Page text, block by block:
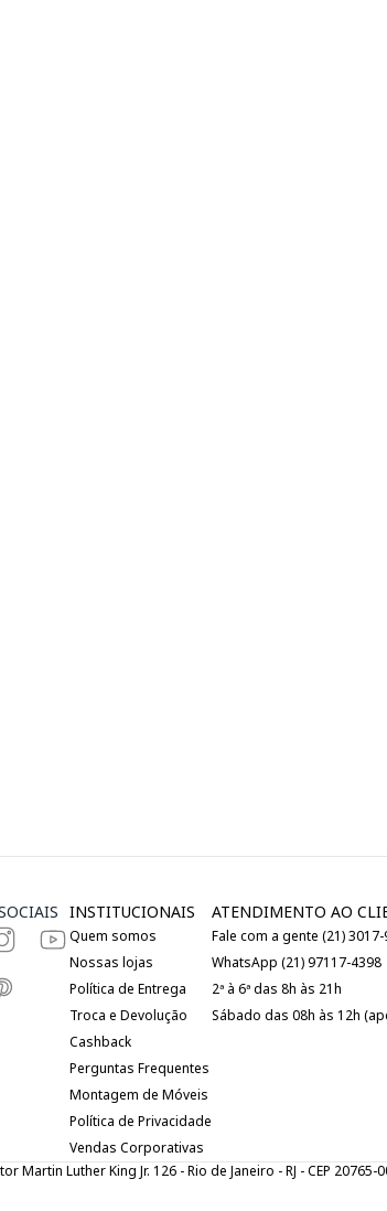
INSTITUCIONAIS
Quem somos
Nossas lojas
Política de Entrega
Troca e Devolução
Cashback
Perguntas Frequentes
Montagem de Móveis
Política de Privacidade
Vendas Corporativas
ATENDIMENTO AO
Fale com a gente (21)
WhatsApp (21) 97117-4398
2ª à 6ª das 8h às 21h
Sábado das 08h às 12h
Martin Luther King Jr. 126 - Rio de Janeiro - RJ - CEP